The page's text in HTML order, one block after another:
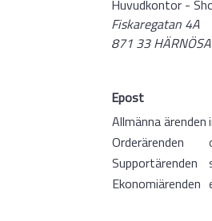
Huvudkontor -
Fiskaregatan 4A
871 33
Epost
Allmänna ärenden
Orderärenden
Supportärenden
Ekonomiärenden